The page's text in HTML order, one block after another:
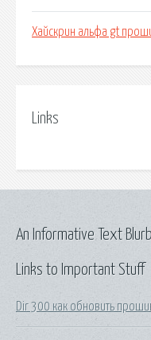
Хайскрин альфа gt
Links
Links to Important Stuff
Dir 300 как обновить
An Informative Text Blurb